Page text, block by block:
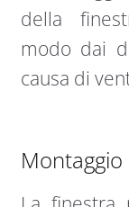
della
modo dai
causa di
Montaggio